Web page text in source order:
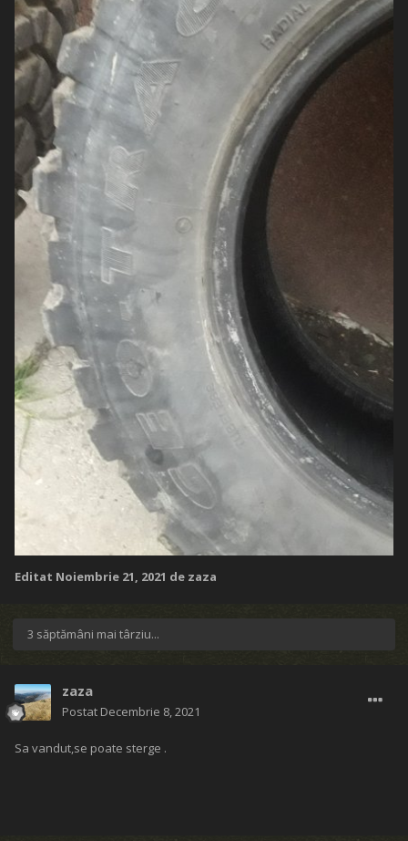
Editat Noiembrie 21, 2021 de zaza
3 săptămâni mai târziu...
zaza
Postat Decembrie 8, 2021
Sa vandut,se poate sterge .